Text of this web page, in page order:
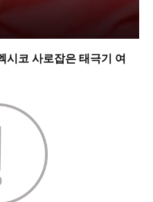
시코 사로잡은 태극기 여